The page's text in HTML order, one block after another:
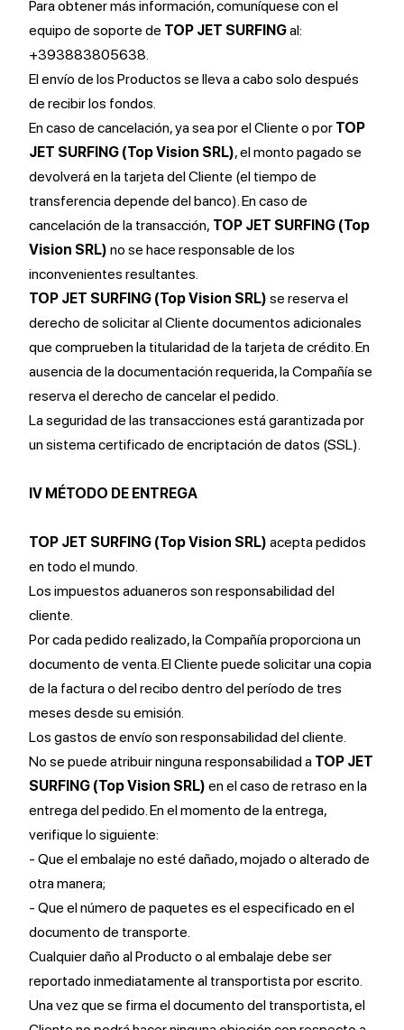
Para obtener más información, comuníquese con el
equipo de soporte de TOP JET SURFINGal:
+393883805638.
El envío de los Productos se lleva a cabo solo después
de recibir los fondos.
En caso de cancelación, ya sea por el Cliente o por TOP
JET SURFING (Top Vision SRL), el monto pagado se
devolverá en la tarjeta del Cliente (el tiempo de
transferencia depende del banco). En caso de
cancelación de la transacción, TOP JET SURFING (Top
Vision SRL) no se hace responsable de los
inconvenientes resultantes.
TOP JET SURFING (Top Vision SRL) se reserva el
derecho de solicitar al Cliente documentos adicionales
que comprueben la titularidad de la tarjeta de crédito. En
ausencia de la documentación requerida, la Compañía se
reserva el derecho de cancelar el pedido.
La seguridad de las transacciones está garantizada por
un sistema certificado de encriptación de datos (SSL).
IV MÉTODO DE ENTREGA
TOP JET SURFING (Top Vision SRL) acepta pedidos
en todo el mundo.
Los impuestos aduaneros son responsabilidad del
cliente.
Por cada pedido realizado, la Compañía proporciona un
documento de venta. El Cliente puede solicitar una copia
de la factura o del recibo dentro del período de tres
meses desde su emisión.
Los gastos de envío son responsabilidad del cliente.
No se puede atribuir ninguna responsabilidad a TOP JET
SURFING (Top Vision SRL) en el caso de retraso en la
entrega del pedido. En el momento de la entrega,
verifique lo siguiente:
- Que el embalaje no esté dañado, mojado o alterado de
otra manera;
- Que el número de paquetes es el especificado en el
documento de transporte.
Cualquier daño al Producto o al embalaje debe ser
reportado inmediatamente al transportista por escrito.
Una vez que se firma el documento del transportista, el